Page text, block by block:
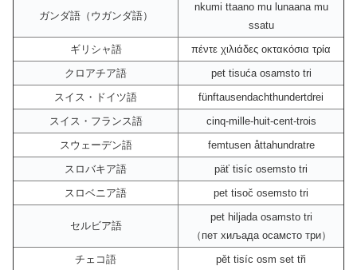
ガンダ語（ウガンダ語）
nkumi ttaano mu lunaana mu
ssatu
ギリシャ語
πέντε χιλιάδες οκτακόσια τρία
クロアチア語
pet tisuća osamsto tri
スイス・ドイツ語
fünftausendachthundertdrei
スイス・フランス語
cinq-mille-huit-cent-trois
スウェーデン語
femtusen åttahundratre
スロバキア語
päť tisíc osemsto tri
スロベニア語
pet tisoč osemsto tri
セルビア語
pet hiljada osamsto tri
（пет хиљада осамсто три）
チェコ語
pět tisíc osm set tři